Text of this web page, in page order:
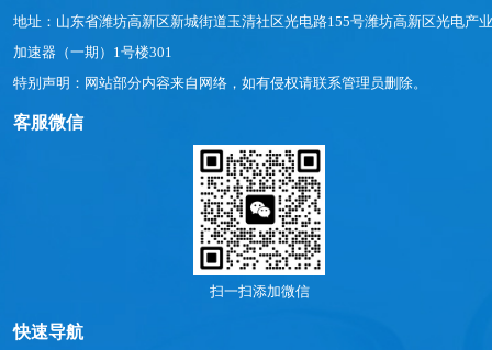
地址：山东省潍坊高新区新城街道玉清社区光电路155号潍坊高新区光电产业
加速器（一期）1号楼301
特别声明：网站部分内容来自网络，如有侵权请联系管理员删除。
客服微信
扫一扫添加微信
快速导航